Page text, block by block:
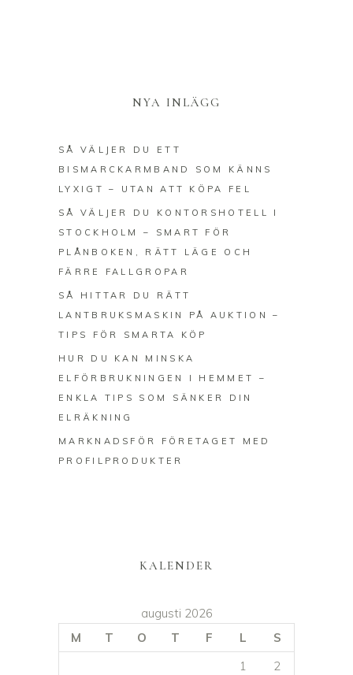
NYA INLÄGG
SÅ VÄLJER DU ETT
BISMARCKARMBAND SOM KÄNNS
LYXIGT – UTAN ATT KÖPA FEL
SÅ VÄLJER DU KONTORSHOTELL I
STOCKHOLM – SMART FÖR
PLÅNBOKEN, RÄTT LÄGE OCH
FÄRRE FALLGROPAR
SÅ HITTAR DU RÄTT
LANTBRUKSMASKIN PÅ AUKTION –
TIPS FÖR SMARTA KÖP
HUR DU KAN MINSKA
ELFÖRBRUKNINGEN I HEMMET –
ENKLA TIPS SOM SÄNKER DIN
ELRÄKNING
MARKNADSFÖR FÖRETAGET MED
PROFILPRODUKTER
KALENDER
augusti 2026
M
T O T F L
S
1
2